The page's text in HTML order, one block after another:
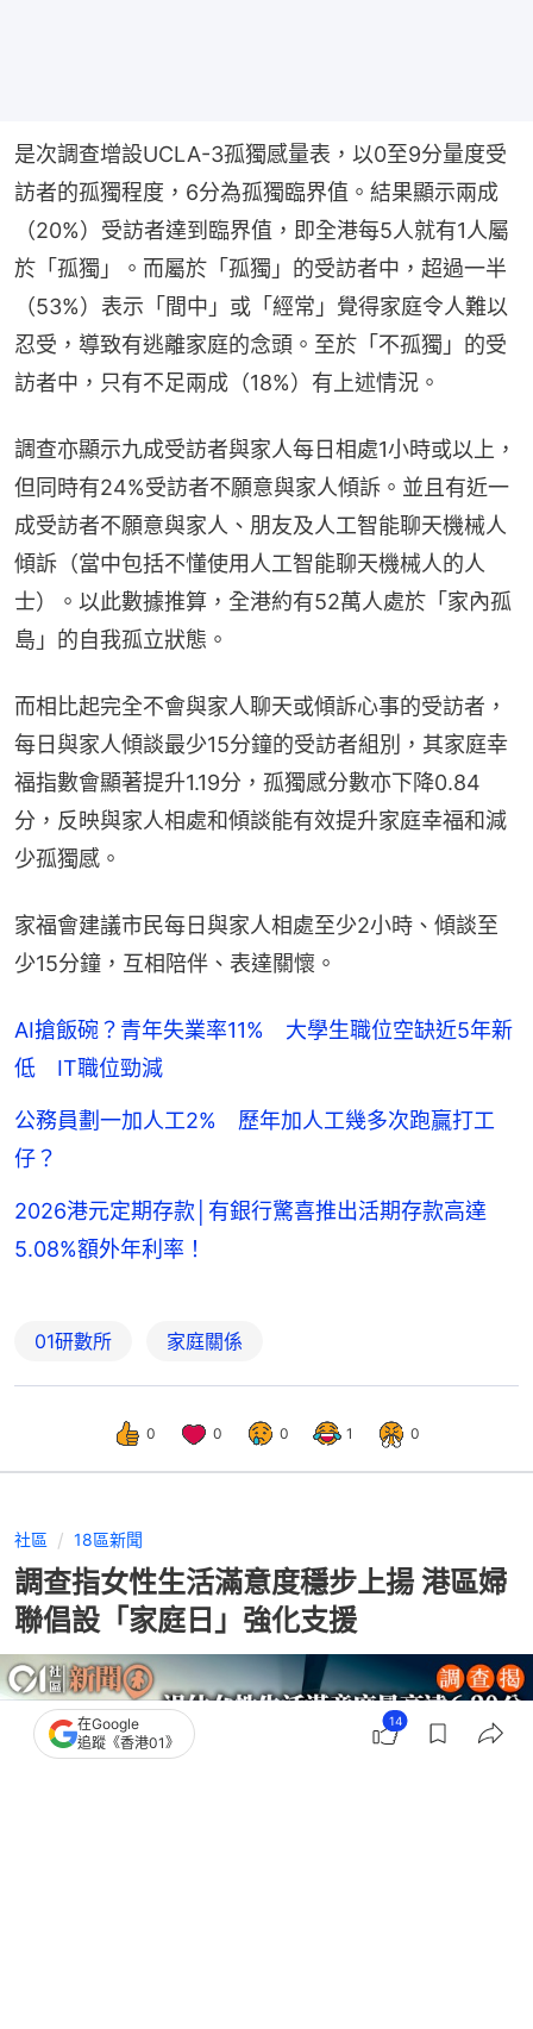
是次調查增設UCLA-3孤獨感量表，以0至9分量度受
訪者的孤獨程度，6分為孤獨臨界值。結果顯示兩成
（20%）受訪者達到臨界值，即全港每5人就有1人屬
於「孤獨」。而屬於「孤獨」的受訪者中，超過一半
（53%）表示「間中」或「經常」覺得家庭令人難以
忍受，導致有逃離家庭的念頭。至於「不孤獨」的受
訪者中，只有不足兩成（18%）有上述情況。
調查亦顯示九成受訪者與家人每日相處1小時或以上，
但同時有24%受訪者不願意與家人傾訴。並且有近一
成受訪者不願意與家人、朋友及人工智能聊天機械人
傾訴（當中包括不懂使用人工智能聊天機械人的人
士）。以此數據推算，全港約有52萬人處於「家內孤
島」的自我孤立狀態。
而相比起完全不會與家人聊天或傾訴心事的受訪者，
每日與家人傾談最少15分鐘的受訪者組別，其家庭幸
福指數會顯著提升1.19分，孤獨感分數亦下降0.84
分，反映與家人相處和傾談能有效提升家庭幸福和減
少孤獨感。
家福會建議市民每日與家人相處至少2小時、傾談至
少15分鐘，互相陪伴、表達關懷。
AI搶飯碗？青年失業率11% 大學生職位空缺近5年新
低 IT職位勁減
公務員劃一加人工2% 歷年加人工幾多次跑贏打工
仔？
2026港元定期存款│有銀行驚喜推出活期存款高達
5.08%額外年利率！
01研數所 家庭關係
0 0 0 1 0
社區 18區新聞
調查指女性生活滿意度穩步上揚 港區婦
聯倡設「家庭日」強化支援
在Google
追蹤《香港01》
14